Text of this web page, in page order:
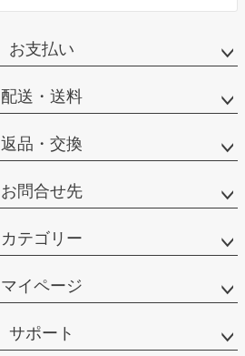
お支払い
配送・送料
返品・交換
お問合せ先
カテゴリー
マイページ
サポート